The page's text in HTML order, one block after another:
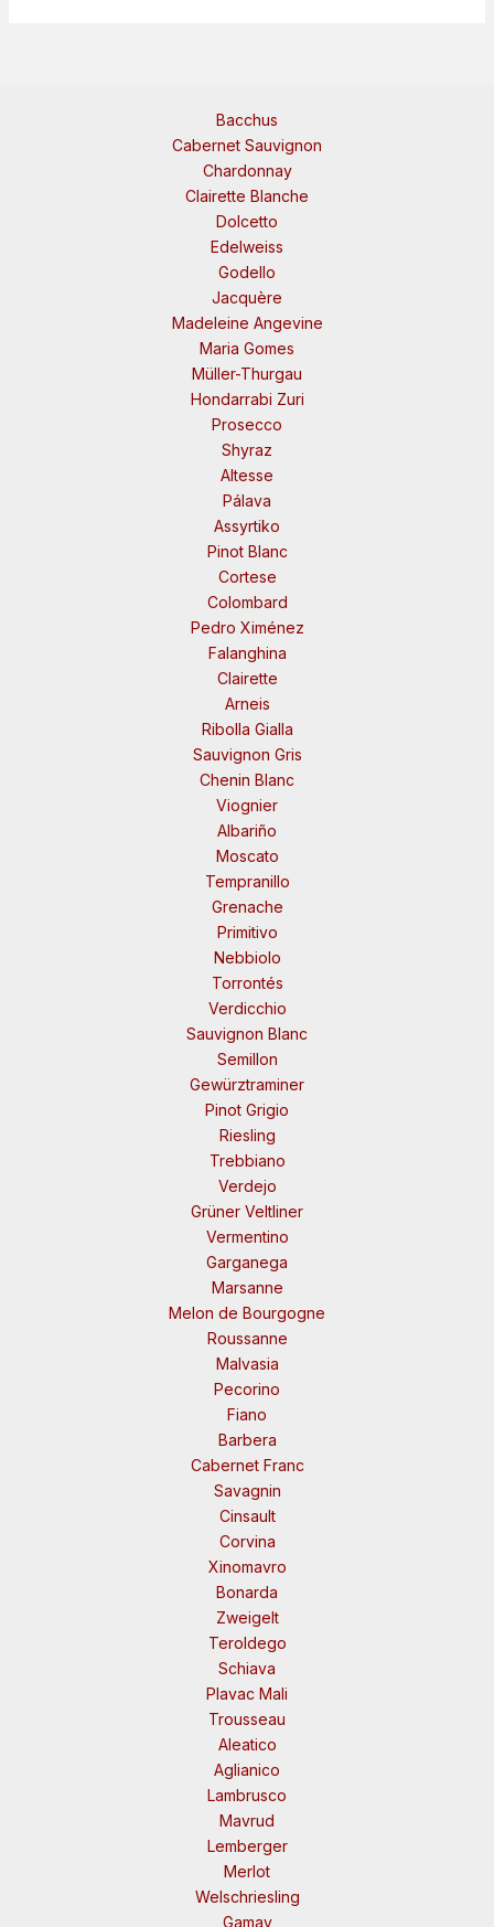
Bacchus
Cabernet Sauvignon
Chardonnay
Clairette Blanche
Dolcetto
Edelweiss
Godello
Jacquère
Madeleine Angevine
Maria Gomes
Müller-Thurgau
Hondarrabi Zuri
Prosecco
Shyraz
Altesse
Pálava
Assyrtiko
Pinot Blanc
Cortese
Colombard
Pedro Ximénez
Falanghina
Clairette
Arneis
Ribolla Gialla
Sauvignon Gris
Chenin Blanc
Viognier
Albariño
Moscato
Tempranillo
Grenache
Primitivo
Nebbiolo
Torrontés
Verdicchio
Sauvignon Blanc
Semillon
Gewürztraminer
Pinot Grigio
Riesling
Trebbiano
Verdejo
Grüner Veltliner
Vermentino
Garganega
Marsanne
Melon de Bourgogne
Roussanne
Malvasia
Pecorino
Fiano
Barbera
Cabernet Franc
Savagnin
Cinsault
Corvina
Xinomavro
Bonarda
Zweigelt
Teroldego
Schiava
Plavac Mali
Trousseau
Aleatico
Aglianico
Lambrusco
Mavrud
Lemberger
Merlot
Welschriesling
Gamay